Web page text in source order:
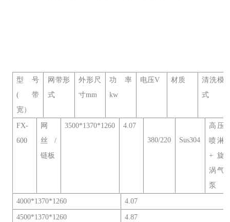
型号
(带
宽）
网带形
式
外形尺
寸mm
功率
kw
电压V 材质
清洗模
式
FX-
600
网
丝/
链板
3500*1370*1260
4.07
380/220
Sus304
高压
喷淋
+旋
涡气
泵
4000*1370*1260 4.07
4500*1370*1260 4.87